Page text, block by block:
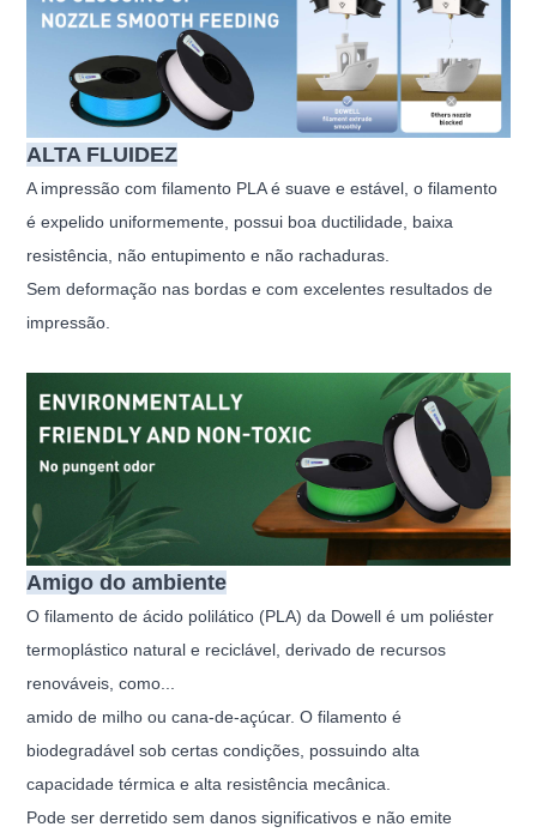
ALTA FLUIDEZ
A impressão com filamento PLA é suave e estável, o filamento
é expelido uniformemente, possui boa ductilidade, baixa
resistência, não entupimento e não rachaduras.
Sem deformação nas bordas e com excelentes resultados de
impressão.
Amigo do ambiente
O filamento de ácido polilático (PLA) da Dowell é um poliéster
termoplástico natural e reciclável, derivado de recursos
renováveis, como...
amido de milho ou cana-de-açúcar. O filamento é
biodegradável sob certas condições, possuindo alta
capacidade térmica e alta resistência mecânica.
Pode ser derretido sem danos significativos e não emite